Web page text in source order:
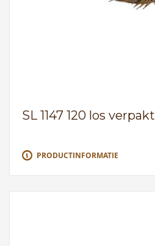
SL 1147 120 los verpakt
PRODUCTINFORMATIE